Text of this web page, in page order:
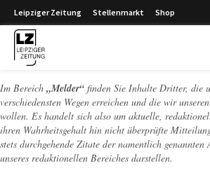
Leipziger Zeitung Stellenmarkt Shop
Im Bereich „Melder“ finden Sie Inhalte Dritter, die
verschiedensten Wegen erreichen und die wir
wollen. Es handelt sich also um aktuelle,
ihren Wahrheitsgehalt hin nicht überprüfte
stets durchgehende Zitate der namentlich genannten
unseres redaktionellen Bereiches darstellen.